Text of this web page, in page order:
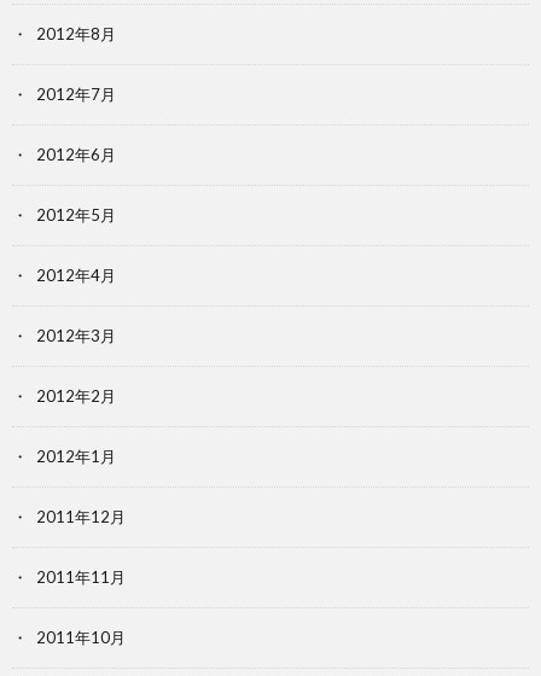
2012年8月
2012年7月
2012年6月
2012年5月
2012年4月
2012年3月
2012年2月
2012年1月
2011年12月
2011年11月
2011年10月